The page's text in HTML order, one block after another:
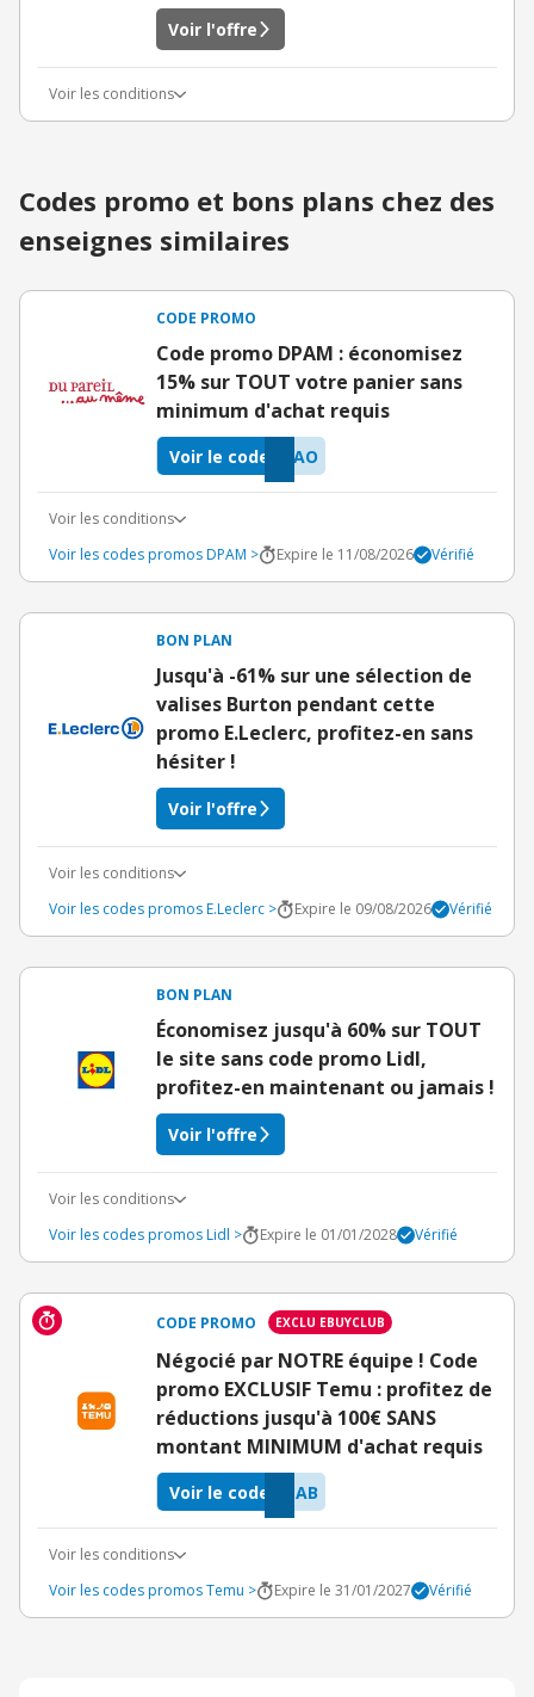
Voir l'offre
Voir les conditions
Codes promo et bons plans chez des
enseignes similaires
CODE PROMO
Code promo DPAM : économisez
15% sur TOUT votre panier sans
minimum d'achat requis
NAO
Voir le code
Voir les conditions
Voir les codes promos DPAM >
Expire le 11/08/2026 Vérifié
BON PLAN
Jusqu'à -61% sur une sélection de
valises Burton pendant cette
promo E.Leclerc, profitez-en sans
hésiter !
Voir l'offre
Voir les conditions
Voir les codes promos E.Leclerc >
Expire le 09/08/2026 Vérifié
BON PLAN
Économisez jusqu'à 60% sur TOUT
le site sans code promo Lidl,
profitez-en maintenant ou jamais !
Voir l'offre
Voir les conditions
Voir les codes promos Lidl >
Expire le 01/01/2028 Vérifié
CODE PROMO EXCLU EBUYCLUB
Négocié par NOTRE équipe ! Code
promo EXCLUSIF Temu : profitez de
réductions jusqu'à 100€ SANS
montant MINIMUM d'achat requis
EAB
Voir le code
Voir les conditions
Voir les codes promos Temu >
Expire le 31/01/2027 Vérifié